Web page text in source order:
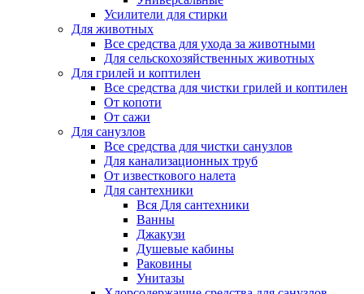
Усилители для стирки
Для животных
Все средства для ухода за животными
Для сельскохозяйственных животных
Для грилей и коптилен
Все средства для чистки грилей и коптилен
От копоти
От сажи
Для санузлов
Все средства для чистки санузлов
Для канализационных труб
От известкового налета
Для сантехники
Вся Для сантехники
Ванны
Джакузи
Душевые кабины
Раковины
Унитазы